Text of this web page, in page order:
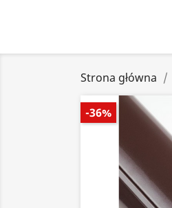
Strona główna
-36%